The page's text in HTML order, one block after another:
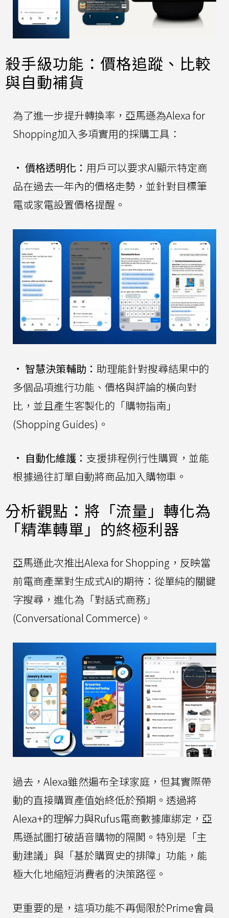
殺手級功能：價格追蹤、比較
與自動補貨
為了進一步提升轉換率，亞馬遜為Alexa for
Shopping加入多項實用的採購工具：
• 價格透明化： 用戶可以要求AI顯示特定商
品在過去一年內的價格走勢，並針對目標筆
電或家電設置價格提醒。
• 智慧決策輔助： 助理能針對搜尋結果中的
多個品項進行功能、價格與評論的橫向對
比，並且產生客製化的「購物指南」
(Shopping Guides)。
• 自動化維護： 支援排程例行性購買，並能
根據過往訂單自動將商品加入購物車。
分析觀點：將「流量」轉化為
「精準轉單」的終極利器
亞馬遜此次推出Alexa for Shopping，反映當
前電商產業對生成式AI的期待：從單純的關鍵
字搜尋，進化為「對話式商務」
(Conversational Commerce)。
過去，Alexa雖然遍布全球家庭，但其實際帶
動的直接購買產值始終低於預期。透過將
Alexa+的理解力與Rufus電商數據庫綁定，亞
馬遜試圖打破語音購物的隔閡。特別是「主
動建議」與「基於購買史的排障」功能，能
極大化地縮短消費者的決策路徑。
更重要的是，這項功能不再侷限於Prime會員